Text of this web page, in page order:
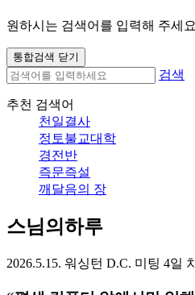
원하시는 검색어를 입력해 주세요
통합검색 닫기
검색
추천 검색어
천일결사
정토불교대학
경전반
즉문즉설
깨달음의 장
스님의하루
2026.5.15. 워싱턴 D.C. 미팅 4일